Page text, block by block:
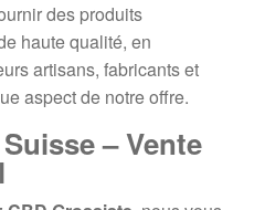
des produits
haute qualité, en
artisans, fabricants et
aspect de notre offre.
– Vente